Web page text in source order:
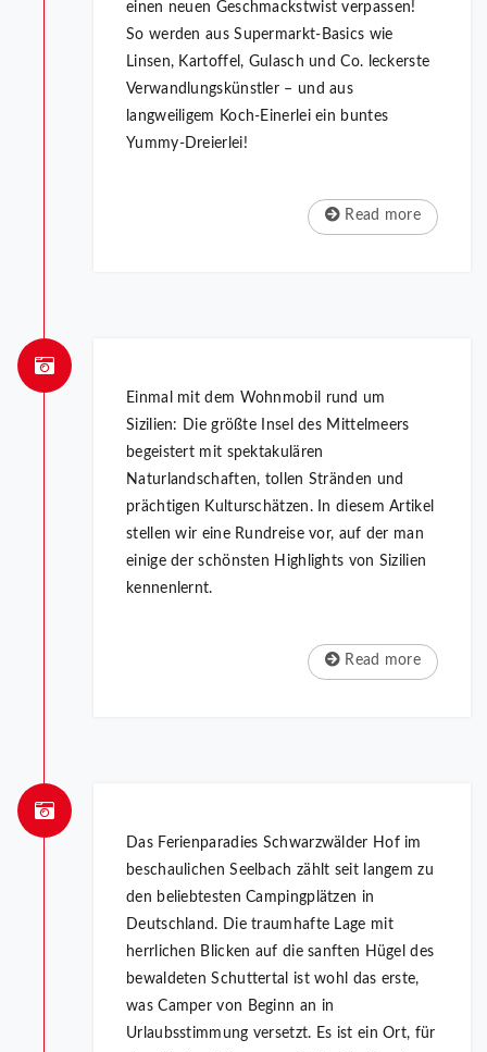
einen neuen Geschmackstwist verpassen!
So werden aus Supermarkt-Basics wie
Linsen, Kartoffel, Gulasch und Co. leckerste
Verwandlungskünstler – und aus
langweiligem Koch-Einerlei ein buntes
Yummy-Dreierlei!
Read more
Einmal mit dem Wohnmobil rund um
Sizilien: Die größte Insel des Mittelmeers
begeistert mit spektakulären
Naturlandschaften, tollen Stränden und
prächtigen Kulturschätzen. In diesem Artikel
stellen wir eine Rundreise vor, auf der man
einige der schönsten Highlights von Sizilien
kennenlernt.
Read more
Das Ferienparadies Schwarzwälder Hof im
beschaulichen Seelbach zählt seit langem zu
den beliebtesten Campingplätzen in
Deutschland. Die traumhafte Lage mit
herrlichen Blicken auf die sanften Hügel des
bewaldeten Schuttertal ist wohl das erste,
was Camper von Beginn an in
Urlaubsstimmung versetzt. Es ist ein Ort, für